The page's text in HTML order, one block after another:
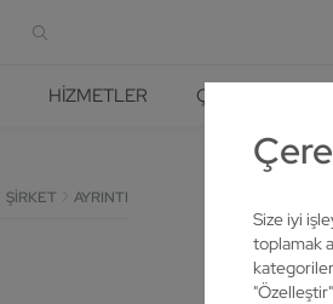
Size iyi
toplamak
HIZMETLER ÇÖZÜMLER
ŞIRKET AYRINTI